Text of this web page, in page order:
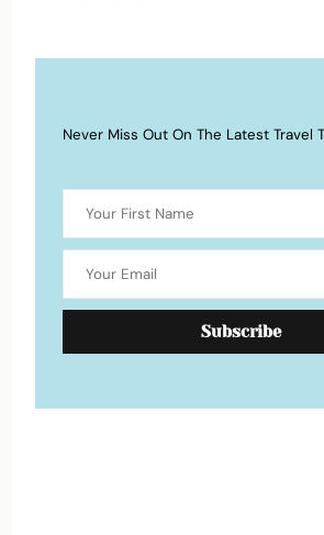
Never Miss Out On The Latest Travel